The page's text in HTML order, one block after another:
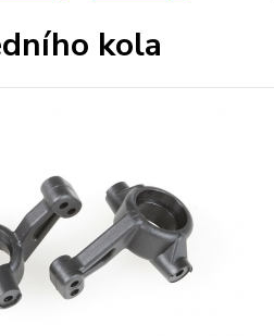
kola